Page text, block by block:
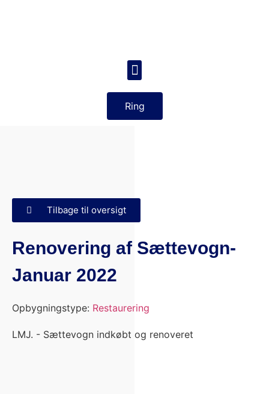
Ring
Tilbage til oversigt
Renovering af Sættevogn-
Januar 2022
Opbygningstype: Restaurering
LMJ. - Sættevogn indkøbt og renoveret